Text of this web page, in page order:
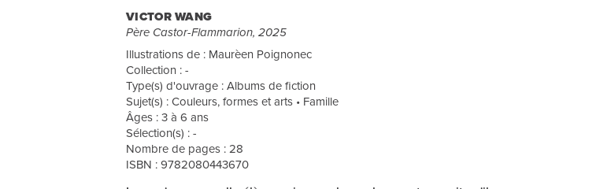
VICTOR WANG
Père Castor-Flammarion, 2025
Illustrations de : Maurèen Poignonec
Collection : -
Type(s) d'ouvrage : Albums de fiction
Sujet(s) : Couleurs, formes et arts • Famille
Âges : 3 à 6 ans
Sélection(s) : -
Nombre de pages : 28
ISBN : 9782080443670